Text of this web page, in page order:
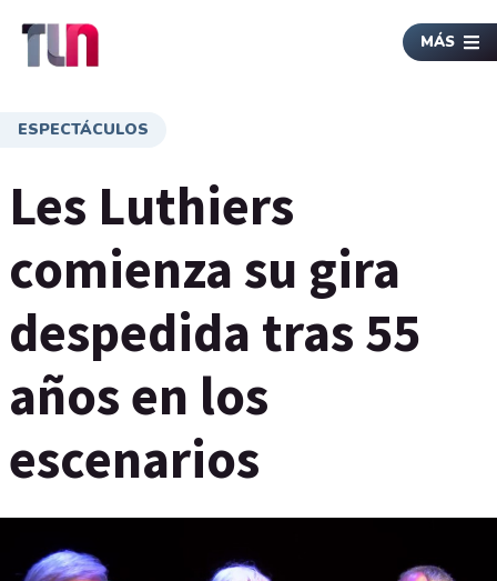
MÁS
ESPECTÁCULOS
Les Luthiers
comienza su gira
despedida tras 55
años en los
escenarios